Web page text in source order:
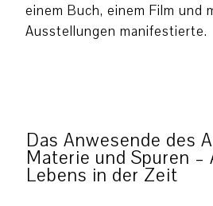
einem Buch, einem Film und
Ausstellungen manifestierte.
Das Anwesende des
Materie und Spuren –
Lebens in der Zeit